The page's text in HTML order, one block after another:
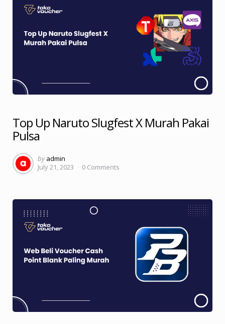
Top Up Naruto Slugfest X Murah Pakai
Pulsa
Posted
by
by admin
July 21, 2023
0 Comments